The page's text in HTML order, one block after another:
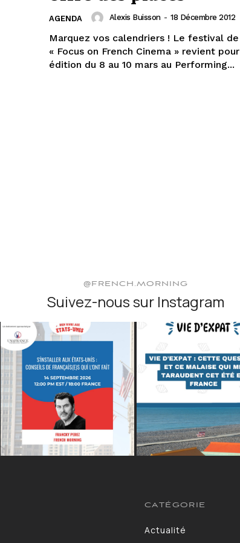
AGENDA Alexis Buisson - 18 Décembre 2012
Marquez vos calendriers ! Le festival
« Focus on French Cinema » revient
édition du 8 au 10 mars au Performing...
@FRENCH.MORNING
Suivez-nous sur Instagram
CATÉGORIE
Actualité